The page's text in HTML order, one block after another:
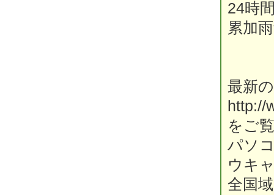
24時
累加
最新
http://
をご
パソ
ウキ
全国